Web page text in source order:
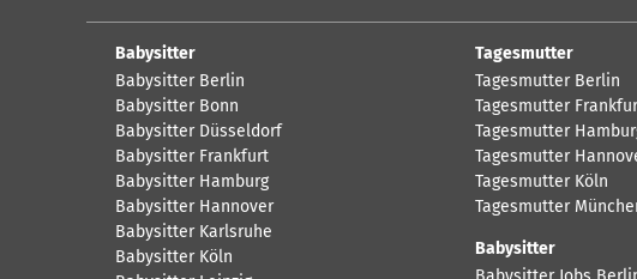
Babysitter
Babysitter Berlin
Babysitter Bonn
Babysitter Düsseldorf
Babysitter Frankfurt
Babysitter Hamburg
Babysitter Hannover
Babysitter Karlsruhe
Babysitter Köln
Tagesmutter
Tagesmutter Berlin
Tagesmutter
Tagesmutter
Tagesmutter
Tagesmutter Köln
Tagesmutter
Babysitter